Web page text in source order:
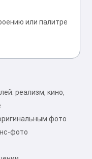
или палитре
реализм, кино,
фото
фото